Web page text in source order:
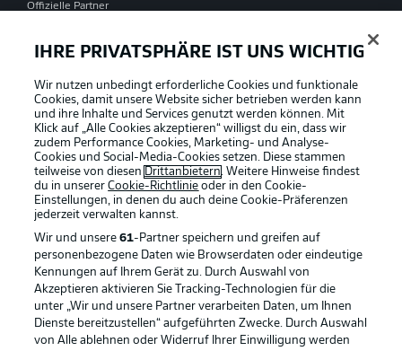
Offizielle Partner
Rechtliche Hinweise Voreinstellungen verwalten
IHRE PRIVATSPHÄRE IST UNS WICHTIG
Wir nutzen unbedingt erforderliche Cookies und funktionale
Cookies, damit unsere Website sicher betrieben werden kann
und ihre Inhalte und Services genutzt werden können. Mit
Klick auf „Alle Cookies akzeptieren“ willigst du ein, dass wir
zudem Performance Cookies, Marketing- und Analyse-
Cookies und Social-Media-Cookies setzen. Diese stammen
teilweise von diesen Drittanbietern. Weitere Hinweise findest
du in unsererCookie-Richtlinie oder in den Cookie-
Einstellungen, in denen du auch deine Cookie-Präferenzen
jederzeit verwalten kannst.
Wir und unsere61-Partner speichern und greifen auf
personenbezogene Daten wie Browserdaten oder eindeutige
Kennungen auf Ihrem Gerät zu. Durch Auswahl von
Akzeptieren aktivieren Sie Tracking-Technologien für die
unter „Wir und unsere Partner verarbeiten Daten, um Ihnen
Dienste bereitzustellen“ aufgeführten Zwecke. Durch Auswahl
von Alle ablehnen oder Widerruf Ihrer Einwilligung werden